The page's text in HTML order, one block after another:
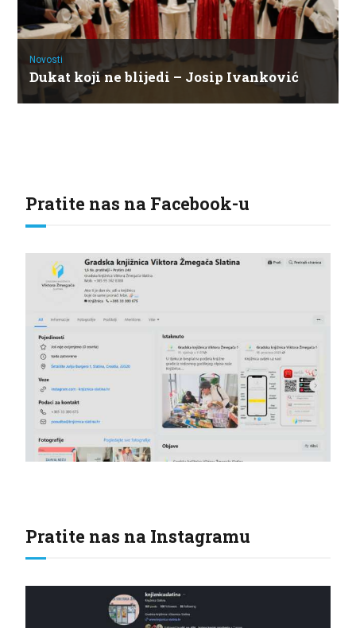
Novosti
Dukat koji ne blijedi – Josip Ivanković
Pratite nas na Facebook-u
Pratite nas na Instagramu